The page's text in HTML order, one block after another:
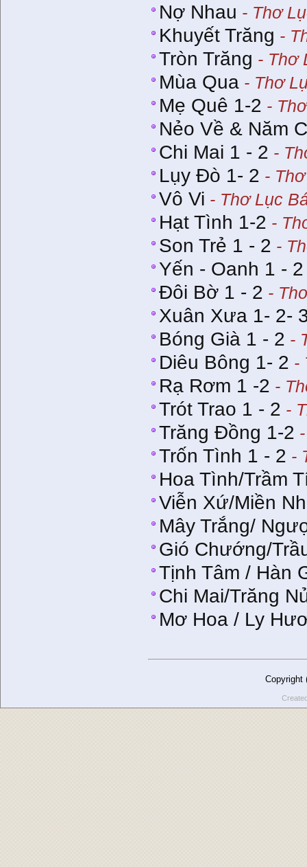
Nợ Nhau - Thơ
Khuyết Trăng -
Tròn Trăng - Thơ
Mùa Qua - Thơ
Mẹ Quê 1-2 -
Nẻo Về & Năm
Chi Mai 1 - 2 -
Lụy Đò 1- 2 -
Vô Vi - Thơ Lục
Hạt Tình 1-2 -
Son Trẻ 1 - 2 -
Yến - Oanh 1 - 2
Đôi Bờ 1 - 2 -
Xuân Xưa 1- 2-
Bóng Già 1 - 2 -
Diêu Bông 1- 2 -
Rạ Rơm 1 -2 -
Trót Trao 1 - 2 -
Trăng Đồng 1-2
Trốn Tình 1 - 2 -
Hoa Tình/Trầm
Viễn Xứ/Miền
Mây Trắng/
Gió Chướng/
Tịnh Tâm / Hàn
Chi Mai/Trăng
Mơ Hoa / Ly
Copyright